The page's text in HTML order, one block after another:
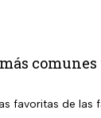
favoritas de las